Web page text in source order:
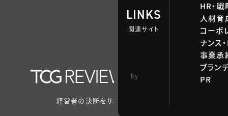
LINKS
関連サイト
HR・
人材育
コーポ
ナンス
事業承
ブラン
PR
by
経営者の決断をサポートするメディア